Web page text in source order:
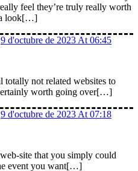
feel they’re truly really worth
a look[…]
9 d'octubre de 2023 At 06:45
totally not related websites to
worth going over[…]
9 d'octubre de 2023 At 07:18
site that you simply could
event you want[…]